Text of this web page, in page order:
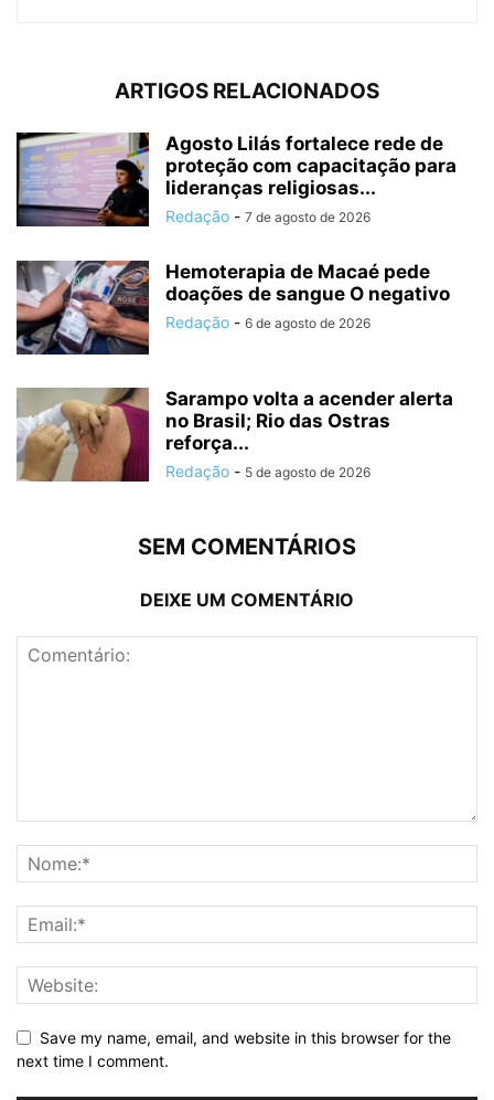
ARTIGOS RELACIONADOS
Agosto Lilás fortalece rede de
proteção com capacitação para
lideranças religiosas...
Redação - 7 de agosto de 2026
Hemoterapia de Macaé pede
doações de sangue O negativo
Redação - 6 de agosto de 2026
Sarampo volta a acender alerta
no Brasil; Rio das Ostras
reforça...
Redação - 5 de agosto de 2026
SEM COMENTÁRIOS
DEIXE UM COMENTÁRIO
Save my name, email, and website in this browser for the
next time I comment.